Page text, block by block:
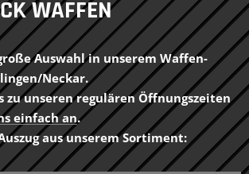
WAFFEN
Auswahl in unserem Waffen-
Neckar.
zu unseren regulären Öffnungszeiten
einfach an.
aus unserem Sortiment: